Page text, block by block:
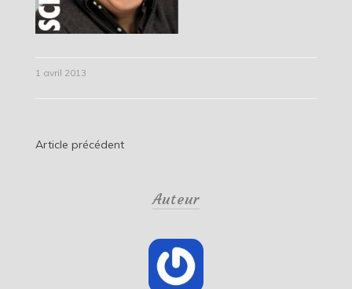
1 avril 2013
Navigation
Article précédent
Auteur